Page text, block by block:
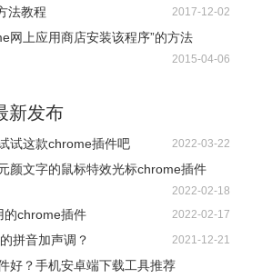
法教程 2017-12-02
网上应用商店安装该程序”的方法
2015-04-06
新发布
试这款chrome插件吧 2022-03-22
颜文字的鼠标特效光标chrome插件
2022-02-18
的chrome插件 2022-02-17
拼音加声调？ 2021-12-21
好？手机安卓端下载工具推荐